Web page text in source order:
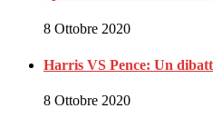
8 Ottobre 2020
Harris VS Pence: Un
8 Ottobre 2020